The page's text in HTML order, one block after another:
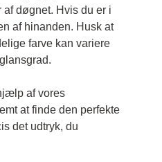
af døgnet. Hvis du er i
af hinanden. Husk at
farve kan variere
af vores
at finde den perfekte
det udtryk, du